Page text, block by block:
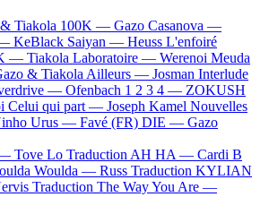
Tiakola 100K — Gazo Casanova —
KeBlack Saiyan — Heuss L'enfoiré
— Tiakola Laboratoire — Werenoi Meuda
& Tiakola Ailleurs — Josman Interlude
— Ofenbach 1 2 3 4 — ZOKUSH
Celui qui part — Joseph Kamel Nouvelles
Urus — Favé (FR) DIE — Gazo
— Tove Lo Traduction AH HA — Cardi B
Woulda — Russ Traduction KYLIAN
Traduction The Way You Are —